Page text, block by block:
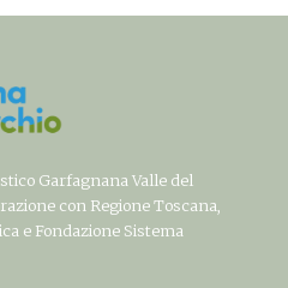
Garfagnana Valle del
con Regione Toscana,
e Fondazione Sistema